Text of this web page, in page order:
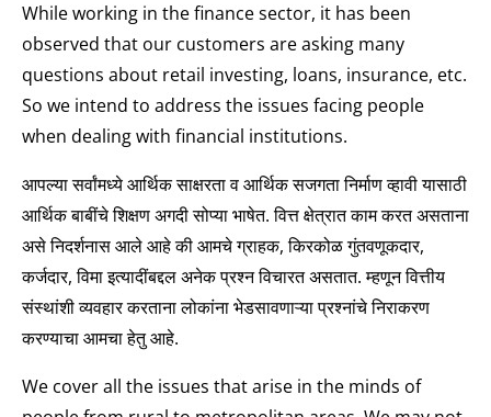
While working in the finance sector, it has been
observed that our customers are asking many
questions about retail investing, loans, insurance, etc.
So we intend to address the issues facing people
when dealing with financial institutions.
आपल्या सर्वांमध्ये आर्थिक साक्षरता व आर्थिक सजगता निर्माण व्हावी यासाठी
आर्थिक बाबींचे शिक्षण अगदी सोप्या भाषेत. वित्त क्षेत्रात काम करत असताना
असे निदर्शनास आले आहे की आमचे ग्राहक, किरकोळ गुंतवणूकदार,
कर्जदार, विमा इत्यादींबद्दल अनेक प्रश्न विचारत असतात. म्हणून वित्तीय
संस्थांशी व्यवहार करताना लोकांना भेडसावणाऱ्या प्रश्नांचे निराकरण
करण्याचा आमचा हेतु आहे.
We cover all the issues that arise in the minds of